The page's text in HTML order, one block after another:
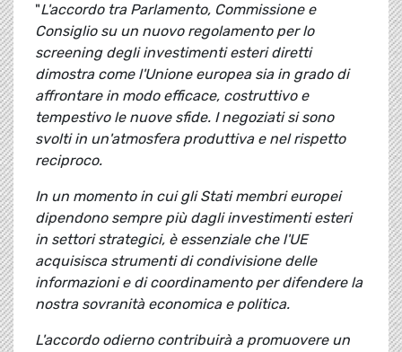
"L'accordo tra Parlamento, Commissione e
Consiglio su un nuovo regolamento per lo
screening degli investimenti esteri diretti
dimostra come l'Unione europea sia in grado di
affrontare in modo efficace, costruttivo e
tempestivo le nuove sfide. I negoziati si sono
svolti in un'atmosfera produttiva e nel rispetto
reciproco.
In un momento in cui gli Stati membri europei
dipendono sempre più dagli investimenti esteri
in settori strategici, è essenziale che l'UE
acquisisca strumenti di condivisione delle
informazioni e di coordinamento per difendere la
nostra sovranità economica e politica.
L'accordo odierno contribuirà a promuovere un